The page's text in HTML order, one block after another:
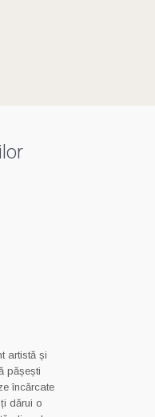
artistă și
pășești
încărcate
dărui o